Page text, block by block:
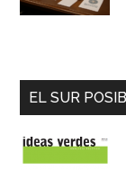
EL SUR